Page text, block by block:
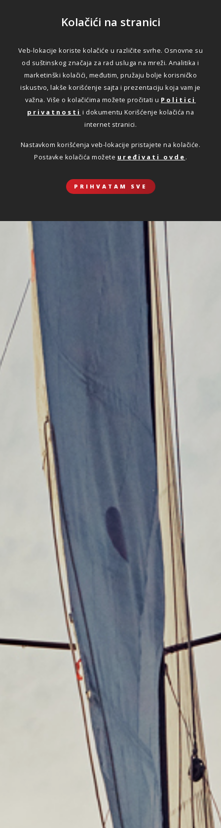
Kolačići na stranici
Veb-lokacije koriste kolačiće u različite svrhe. Osnovne su
od suštinskog značaja za rad usluga na mreži. Analitika i
marketinški kolačići, međutim, pružaju bolje korisničko
iskustvo, lakše korišćenje sajta i prezentaciju koja vam je
važna. Više o kolačićima možete pročitati u Politici
privatnosti i dokumentu Korišćenje kolačića na
internet stranici.
Nastavkom korišćenja veb-lokacije pristajete na kolačiće.
Postavke kolačića možete uređivati ovde .
PRIHVATAM SVE